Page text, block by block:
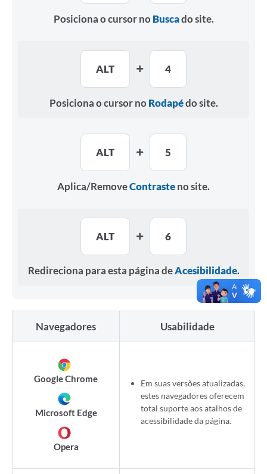
Posiciona o cursor no Buscado site.
ALT 4
Posiciona o cursor no Rodapédo site.
ALT 5
Aplica/RemoveContrasteno site.
ALT 6
Redireciona para esta página deAcesibilidade.
Navegadores Usabilidade
Google Chrome
Microsoft Edge
Opera
Em suas versões atualizadas,
estes navegadores oferecem
total suporte aos atalhos de
acessibilidade da página.